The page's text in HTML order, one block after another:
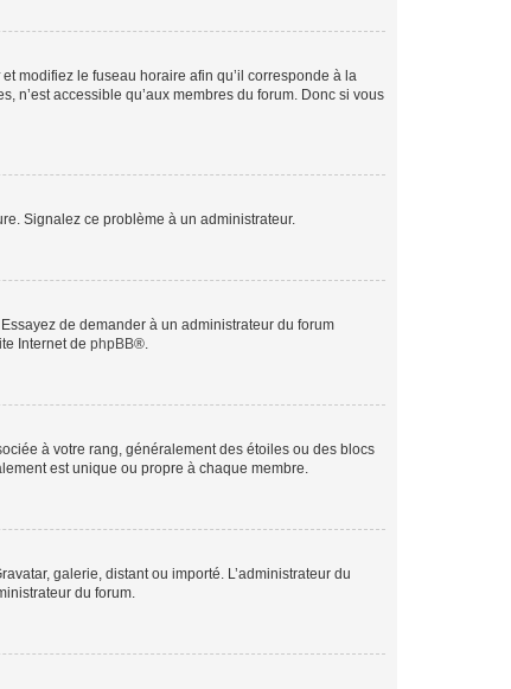
et modifiez le fuseau horaire afin qu’il corresponde à la
n’est accessible qu’aux membres du forum. Donc si vous
Signalez ce problème à un administrateur.
de demander à un administrateur du forum
Internet de phpBB®.
à votre rang, généralement des étoiles ou des blocs
est unique ou propre à chaque membre.
galerie, distant ou importé. L’administrateur du
du forum.